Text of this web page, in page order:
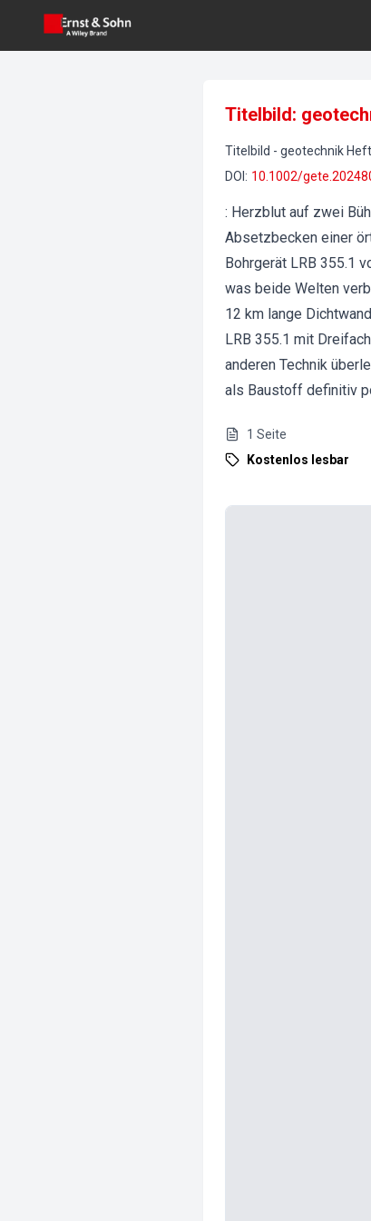
Titelbild:
Titelbild - geotechnik Heft
DOI : 10.1002/
: Herzblut auf zwei
Absetzbecken einer
Bohrgerät LRB 355.1
was beide Welten
12 km lange
LRB 355.1 mit
anderen Technik
als Baustoff definitiv
1 Seite
Kostenlos lesbar